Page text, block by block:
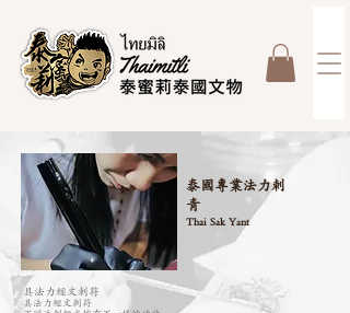
泰國專業法力刺
青
Thai Sak Yant
具法力經文刺符
具法力經文刺符